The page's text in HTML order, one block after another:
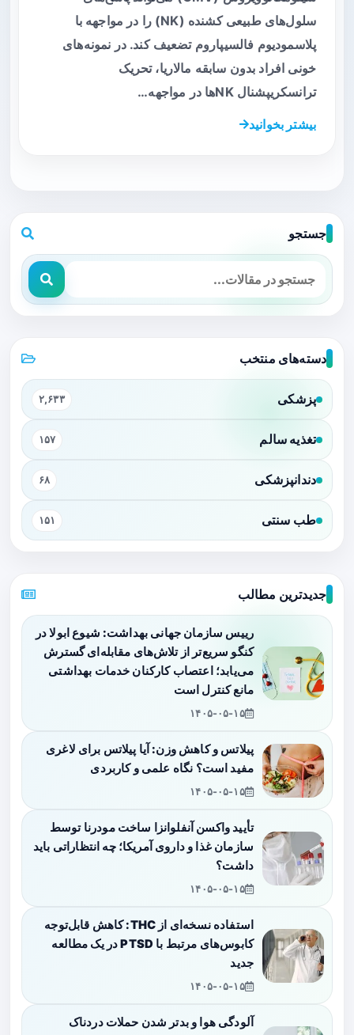
سلول‌های طبیعی کشنده (NK) را در مواجهه با
پلاسمودیوم فالسیپاروم تضعیف کند. در نمونه‌های
خونی افراد بدون سابقه مالاریا، تحریک
ترانسکریپشنال NKها در مواجهه…
بیشتر بخوانید
جستجو
دسته‌های منتخب
پزشکی ۲,۶۳۳
تغذیه سالم ۱۵۷
دندانپزشکی ۶۸
طب سنتی ۱۵۱
جدیدترین مطالب
رییس سازمان جهانی بهداشت: شیوع ابولا در
کنگو سریع‌تر از تلاش‌های مقابله‌ای گسترش
می‌یابد؛ اعتصاب کارکنان خدمات بهداشتی
مانع کنترل است
۱۴۰۵-۰۵-۱۵
پیلاتس و کاهش وزن: آیا پیلاتس برای لاغری
مفید است؟ نگاه علمی و کاربردی
۱۴۰۵-۰۵-۱۵
تأیید واکسن آنفلوانزا ساخت مودرنا توسط
سازمان غذا و داروی آمریکا؛ چه انتظاراتی باید
داشت؟
۱۴۰۵-۰۵-۱۵
استفاده نسخه‌ای از THC: کاهش قابل‌توجه
کابوس‌های مرتبط با PTSD در یک مطالعه
جدید
۱۴۰۵-۰۵-۱۵
آلودگی هوا و بدتر شدن حملات دردناک